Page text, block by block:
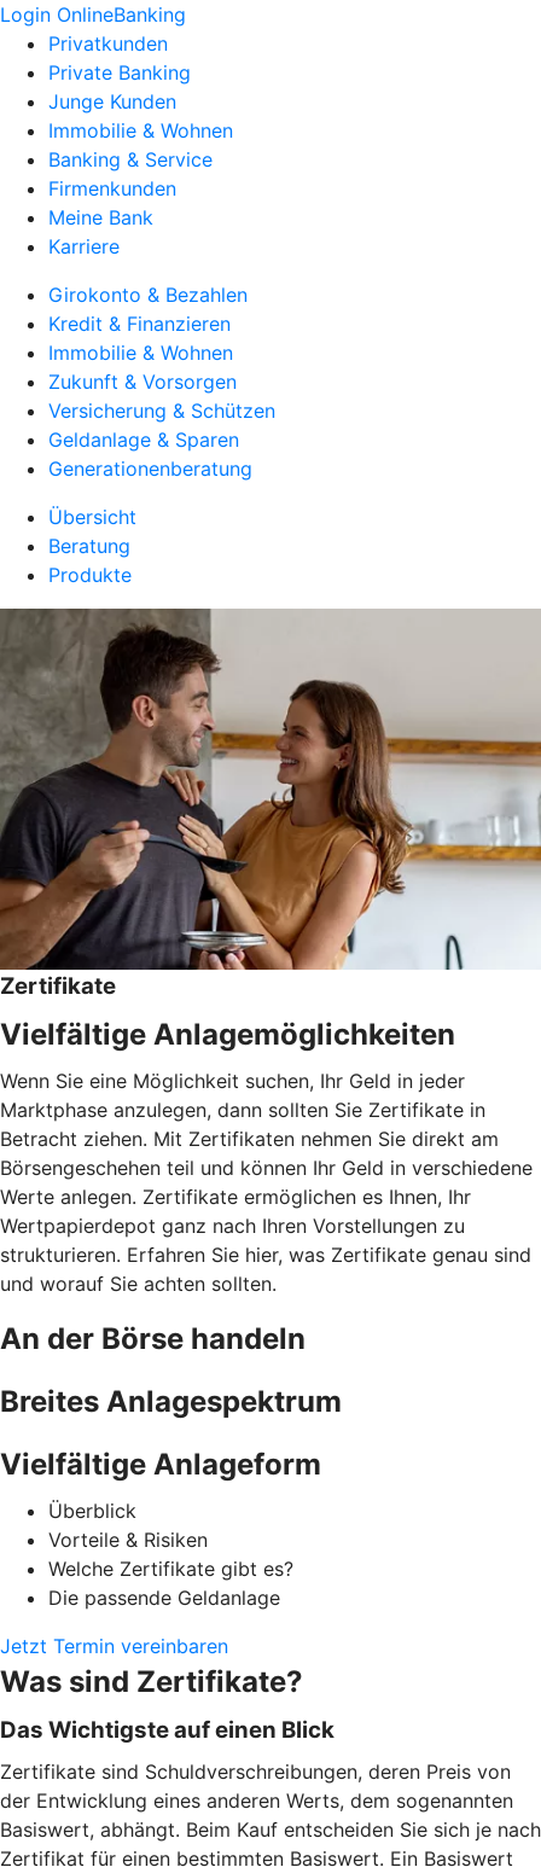
Login OnlineBanking
Privatkunden
Private Banking
Junge Kunden
Immobilie & Wohnen
Banking & Service
Firmenkunden
Meine Bank
Karriere
Girokonto & Bezahlen
Kredit & Finanzieren
Immobilie & Wohnen
Zukunft & Vorsorgen
Versicherung & Schützen
Geldanlage & Sparen
Generationenberatung
Übersicht
Beratung
Produkte
Zertifikate
Vielfältige Anlagemöglichkeiten
Wenn Sie eine Möglichkeit suchen, Ihr Geld in jeder
Marktphase anzulegen, dann sollten Sie Zertifikate in
Betracht ziehen. Mit Zertifikaten nehmen Sie direkt am
Börsengeschehen teil und können Ihr Geld in verschiedene
Werte anlegen. Zertifikate ermöglichen es Ihnen, Ihr
Wertpapierdepot ganz nach Ihren Vorstellungen zu
strukturieren. Erfahren Sie hier, was Zertifikate genau sind
und worauf Sie achten sollten.
An der Börse handeln
Breites Anlagespektrum
Vielfältige Anlageform
Überblick
Vorteile & Risiken
Welche Zertifikate gibt es?
Die passende Geldanlage
Jetzt Termin vereinbaren
Was sind Zertifikate?
Das Wichtigste auf einen Blick
Zertifikate sind Schuldverschreibungen, deren Preis von
der Entwicklung eines anderen Werts, dem sogenannten
Basiswert, abhängt. Beim Kauf entscheiden Sie sich je nach
Zertifikat für einen bestimmten Basiswert. Ein Basiswert